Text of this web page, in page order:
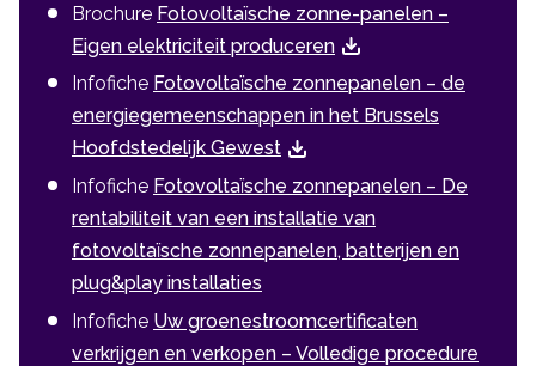
Brochure Fotovoltaïsche zonne-panelen –
Eigen elektriciteit produceren
Infofiche Fotovoltaïsche zonnepanelen – de
energiegemeenschappen in het Brussels
Hoofdstedelijk Gewest
Infofiche Fotovoltaïsche zonnepanelen – De
rentabiliteit van een installatie van
fotovoltaïsche zonnepanelen, batterijen en
plug&play installaties
Infofiche Uw groenestroomcertificaten
verkrijgen en verkopen – Volledige procedure